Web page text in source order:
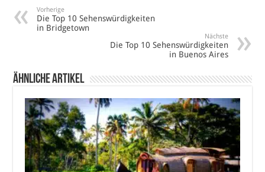
Vorherige
Die Top 10 Sehenswürdigkeiten
in Bridgetown
Nächste
Die Top 10 Sehenswürdigkeiten
in Buenos Aires
Ähnliche Artikel